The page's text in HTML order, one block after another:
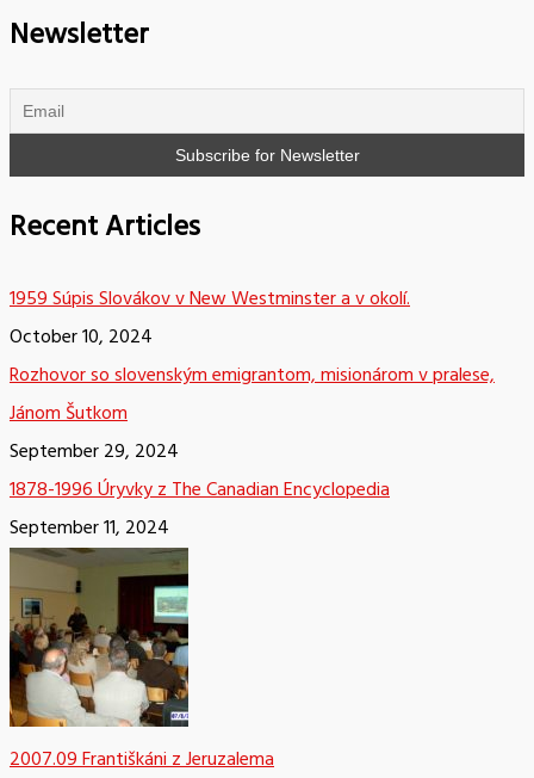
Newsletter
Recent Articles
1959 Súpis Slovákov v New Westminster a v okolí.
October 10, 2024
Rozhovor so slovenským emigrantom, misionárom v pralese,
Jánom Šutkom
September 29, 2024
1878-1996 Úryvky z The Canadian Encyclopedia
September 11, 2024
2007.09 Františkáni z Jeruzalema